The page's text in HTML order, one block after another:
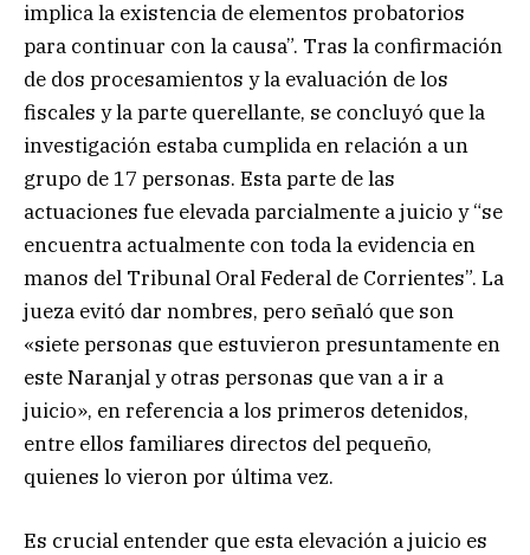
implica la existencia de elementos probatorios
para continuar con la causa”. Tras la confirmación
de dos procesamientos y la evaluación de los
fiscales y la parte querellante, se concluyó que la
investigación estaba cumplida en relación a un
grupo de 17 personas. Esta parte de las
actuaciones fue elevada parcialmente a juicio y “se
encuentra actualmente con toda la evidencia en
manos del Tribunal Oral Federal de Corrientes”. La
jueza evitó dar nombres, pero señaló que son
«siete personas que estuvieron presuntamente en
este Naranjal y otras personas que van a ir a
juicio», en referencia a los primeros detenidos,
entre ellos familiares directos del pequeño,
quienes lo vieron por última vez.
Es crucial entender que esta elevación a juicio es